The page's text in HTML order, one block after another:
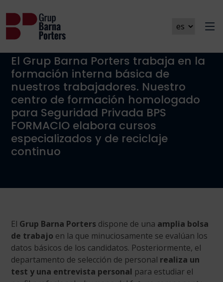
Ofertas de trabajo
El Grup Barna Porters trabaja en la
formación interna básica de
nuestros trabajadores. Nuestro
centro de formación homologado
para Seguridad Privada BPS
FORMACIO elabora cursos
especializados y de reciclaje
continuo
El Grup Barna Porters dispone de una amplia bolsa
de trabajo en la que minuciosamente se evalúan los
datos básicos de los candidatos. Posteriormente, el
departamento de selección de personal realiza un
test y una entrevista personal para estudiar el